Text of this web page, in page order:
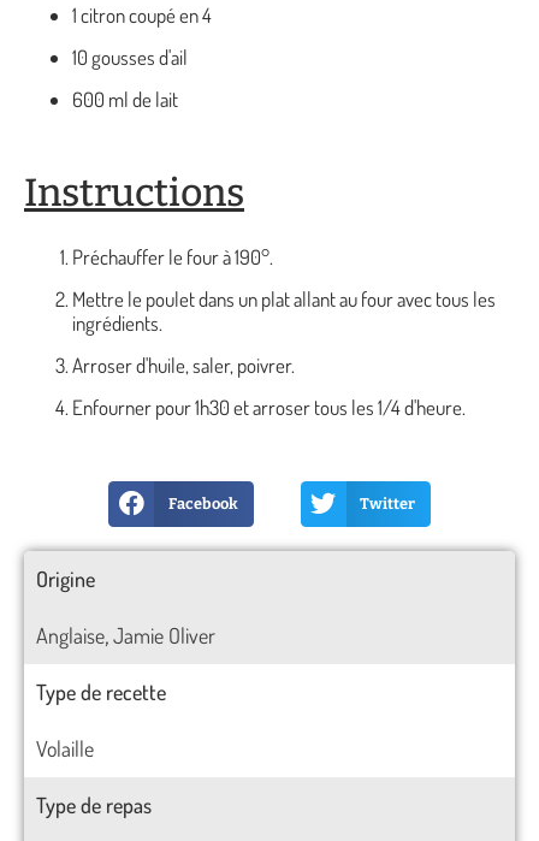
1 citron coupé en 4
10 gousses d'ail
600 ml de lait
Instructions
Préchauffer le four à 190°.
Mettre le poulet dans un plat allant au four avec tous les
ingrédients.
Arroser d'huile, saler, poivrer.
Enfourner pour 1h30 et arroser tous les 1/4 d'heure.
Facebook Twitter
Origine
Anglaise, Jamie Oliver
Type de recette
Volaille
Type de repas